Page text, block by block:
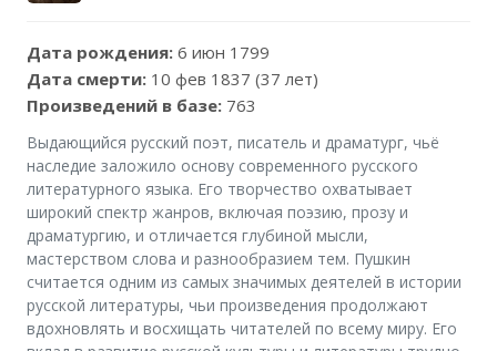
Дата рождения: 6 июн 1799
Дата смерти: 10 фев 1837 (37 лет)
Произведений в базе: 763
Выдающийся русский поэт, писатель и драматург, чьё
наследие заложило основу современного русского
литературного языка. Его творчество охватывает
широкий спектр жанров, включая поэзию, прозу и
драматургию, и отличается глубиной мысли,
мастерством слова и разнообразием тем. Пушкин
считается одним из самых значимых деятелей в истории
русской литературы, чьи произведения продолжают
вдохновлять и восхищать читателей по всему миру. Его